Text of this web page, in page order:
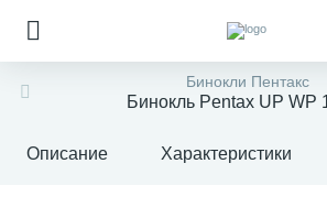
Бинокли Пентакс
Бинокль Pentax UP WP
Описание Характеристики